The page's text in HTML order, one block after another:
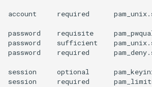
account required
password requisite
password
sufficient
password
required
session optional
session
required